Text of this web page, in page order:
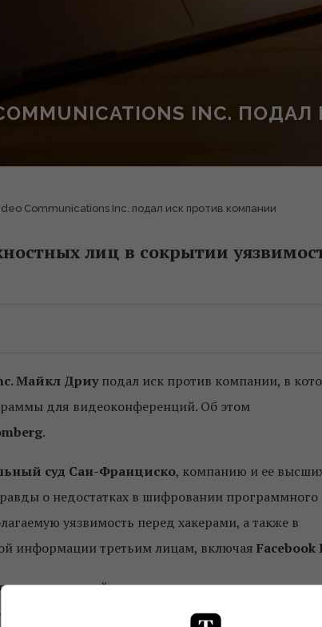
INC.
Communications Inc. подал иск против компании
лиц в сокрытии
Майкл Дриуподал иск против компании, в
для видеоконференций. Об этом
.
суд Сан-Франциско, компанию и ее
о недостатках в шифровании программного
уязвимость перед хакерами, а также в
информации третьим лицам, включая Facebook
вскрытий недостатков программы,
акций Zoom.